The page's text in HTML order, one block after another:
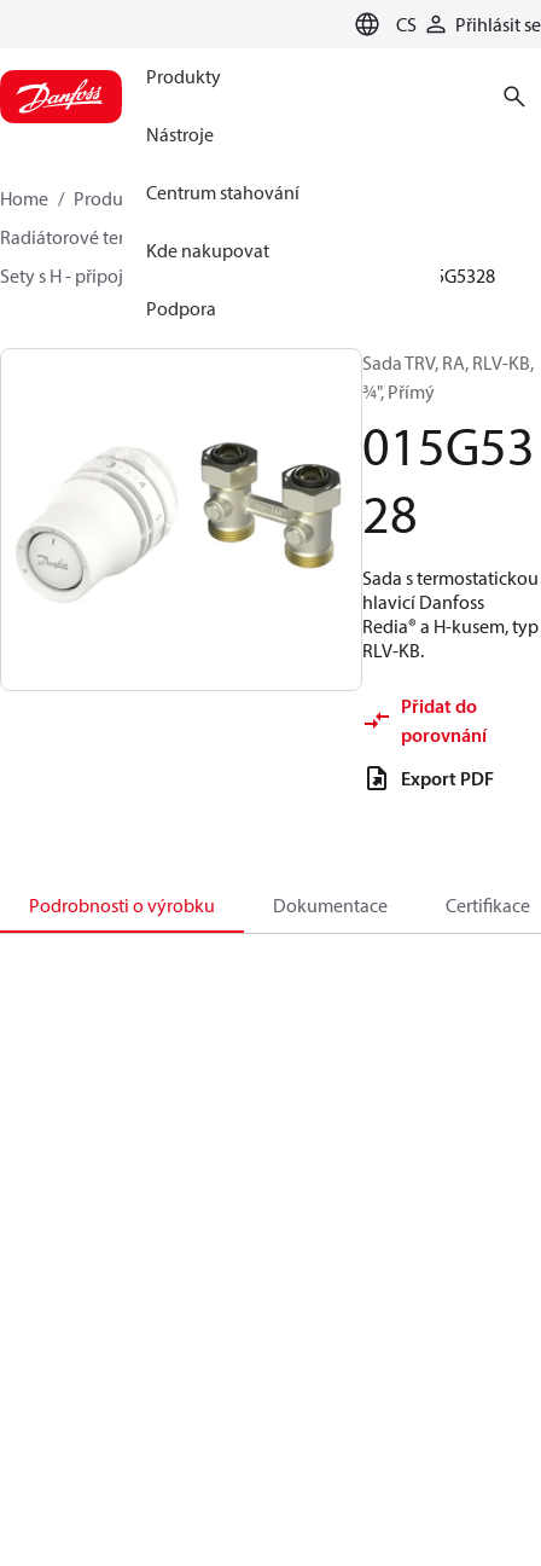
CS Přihlásit se
Produkty
Nástroje
Centrum stahování
Kde nakupovat
Podpora
Home Produkty
Climate Solutions pro vytápění
Radiátorové termostatické hlavice
Sety s H - připojením
015G5328
Sada TRV, RA, RLV-KB,
¾", Přímý
015G53
28
Sada s termostatickou
hlavicí Danfoss
Redia® a H-kusem, typ
RLV-KB.
Přidat do
porovnání
Export PDF
Podrobnosti o výrobku Dokumentace Certifikace